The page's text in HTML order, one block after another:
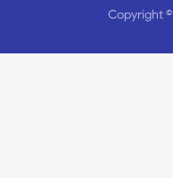
Copyright ©